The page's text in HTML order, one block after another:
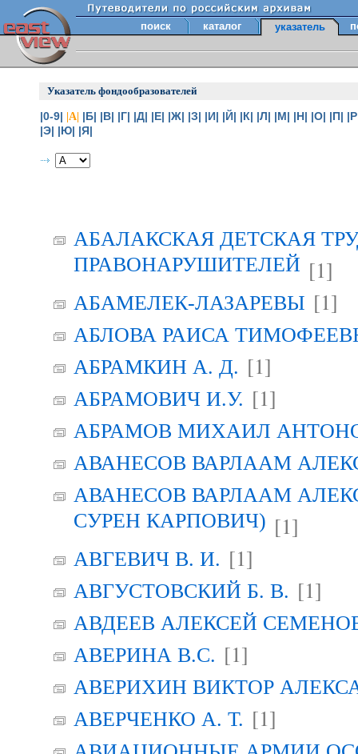
поиск каталог указатель
Указатель фондообразователей
|0-9| |А| |Б| |В| |Г| |Д| |Е| |Ж| |З| |И| |Й| |К| |Л| |М| |Н| |О| |П|
|Э| |Ю| |Я|
АБАЛАКСКАЯ ДЕТСКАЯ
ПРАВОНАРУШИТЕЛЕЙ [1]
АБАМЕЛЕК-ЛАЗАРЕВЫ [1]
АБЛОВА РАИСА
АБРАМКИН А. Д. [1]
АБРАМОВИЧ И.У. [1]
АБРАМОВ МИХАИЛ
АВАНЕСОВ ВАРЛААМ
АВАНЕСОВ ВАРЛААМ
СУРЕН КАРПОВИЧ) [1]
АВГЕВИЧ В. И. [1]
АВГУСТОВСКИЙ Б. В. [1]
АВДЕЕВ АЛЕКСЕЙ
АВЕРИНА B.C. [1]
АВЕРИХИН ВИКТОР
АВЕРЧЕНКО А. Т. [1]